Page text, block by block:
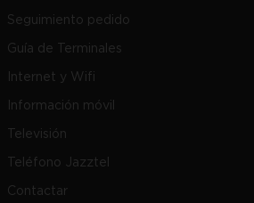
Seguimiento pedido
Guía de Terminales
Internet y Wifi
Información móvil
Televisión
Teléfono Jazztel
Contactar